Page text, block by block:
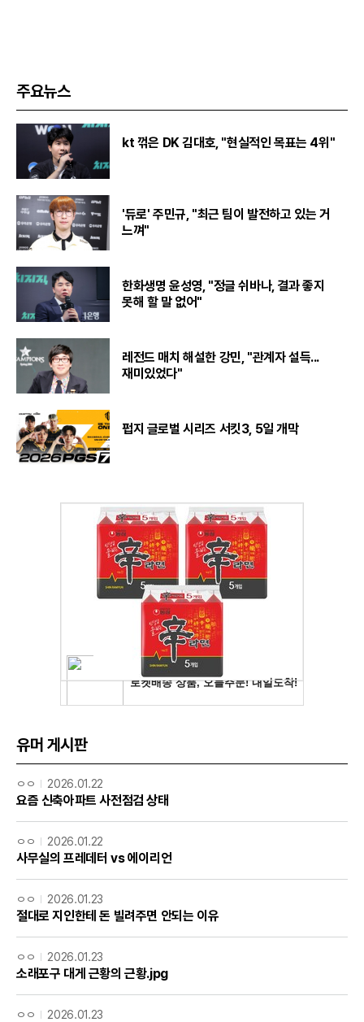
주요뉴스
kt 꺾은 DK 김대호, "현실적인 목표는 4위"
'듀로' 주민규, "최근 팀이 발전하고 있는 거
느껴"
한화생명 윤성영, "정글 쉬바나, 결과 좋지
못해 할 말 없어"
레전드 매치 해설한 강민, "관계자 설득...
재미있었다"
펍지 글로벌 시리즈 서킷3, 5일 개막
유머 게시판
ㅇㅇ 2026.01.22
요즘 신축아파트 사전점검 상태
ㅇㅇ 2026.01.22
사무실의 프레데터 vs 에이리언
ㅇㅇ 2026.01.23
절대로 지인한테 돈 빌려주면 안되는 이유
ㅇㅇ 2026.01.23
소래포구 대게 근황의 근황.jpg
ㅇㅇ 2026.01.23